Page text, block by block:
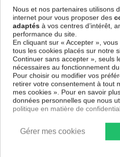
Le Tableau Paysages Windy Beach
inodore et 100 % sûr, parfait même
chambre des enfants.
Notre large choix de tableaux
moyen simple et pas cher de donner
intérieurs, il y en a pour tous les goût.
Descriptif technique
Matériaux MDF
Collection Artgeist
150x50 cm,
Nous et nos partenaires utilisons
internet pour vous proposer des
adaptés à vos centres d’intérêt,
performance du site.
En cliquant sur « Accepter »,
tous les cookies placés sur notre
Continuer sans accepter », seuls
nécessaires au fonctionnement
Pour choisir ou modifier vos
retirer votre consentement à tout
mes cookies ». Pour en savoir
données personnelles que nous
politique en matière de
Gérer mes cookies